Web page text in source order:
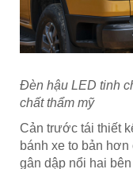
Đèn hậu LED tinh
chất thẩm mỹ
Cản trước tái thiết
bánh xe to bản
gân dập nổi hai